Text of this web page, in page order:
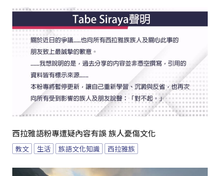
西拉雅語粉專遭疑內容有誤 族人憂傷文化
教文 生活 族語文化知識 西拉雅族